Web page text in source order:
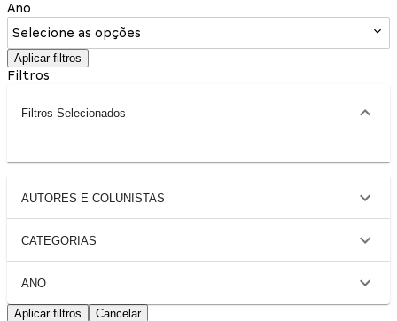
Ano
Selecione as opções
Aplicar filtros
Filtros
Filtros Selecionados
AUTORES E COLUNISTAS
CATEGORIAS
ANO
Aplicar filtros Cancelar